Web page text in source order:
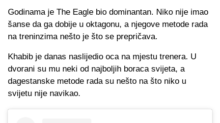
Godinama je The Eagle bio dominantan. Niko nije imao
šanse da ga dobije u oktagonu, a njegove metode rada
na treninzima nešto je što se prepričava.
Khabib je danas naslijedio oca na mjestu trenera. U
dvorani su mu neki od najboljih boraca svijeta, a
dagestanske metode rada su nešto na što niko u
svijetu nije navikao.